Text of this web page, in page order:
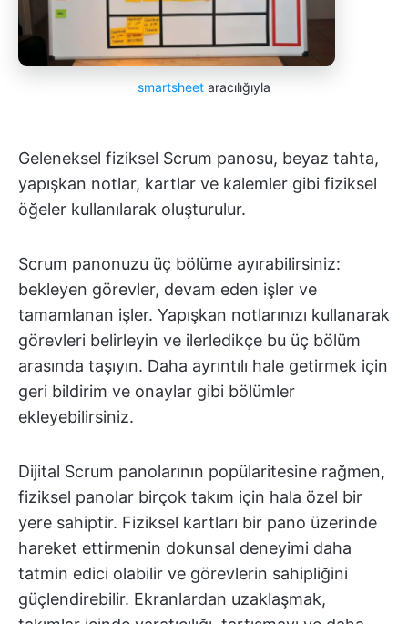
smartsheet aracılığıyla
Geleneksel fiziksel Scrum panosu, beyaz tahta,
yapışkan notlar, kartlar ve kalemler gibi fiziksel
öğeler kullanılarak oluşturulur.
Scrum panonuzu üç bölüme ayırabilirsiniz:
bekleyen görevler, devam eden işler ve
tamamlanan işler. Yapışkan notlarınızı kullanarak
görevleri belirleyin ve ilerledikçe bu üç bölüm
arasında taşıyın. Daha ayrıntılı hale getirmek için
geri bildirim ve onaylar gibi bölümler
ekleyebilirsiniz.
Dijital Scrum panolarının popülaritesine rağmen,
fiziksel panolar birçok takım için hala özel bir
yere sahiptir. Fiziksel kartları bir pano üzerinde
hareket ettirmenin dokunsal deneyimi daha
tatmin edici olabilir ve görevlerin sahipliğini
güçlendirebilir. Ekranlardan uzaklaşmak,